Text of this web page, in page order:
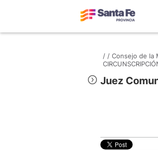
/ / Consejo de la
Juez